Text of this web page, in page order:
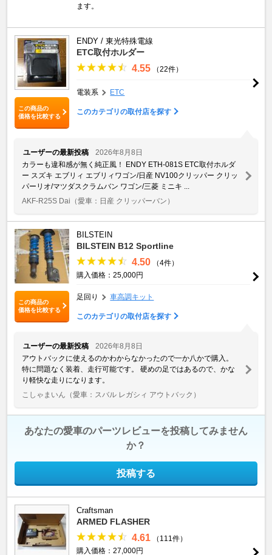
ます。
この商品の
価格を比較する
ENDY / 東光特殊電線
ETC取付ホルダー
4.55 （22件）
電装系 ETC
このカテゴリの取付店を探す
ユーザーの最新投稿
2026年8月8日
カラーも違和感が無く純正風！ ENDY ETH-081S ETC取付ホルダ
ー スズキ エブリィ エブリィワゴン/日産 NV100クリッパー クリッ
パーリオ/マツダスクラムバン ワゴン/三菱 ミニキ ...
AKF-R25S Dai （愛車：日産 クリッパーバン）
この商品の
価格を比較する
BILSTEIN
BILSTEIN B12 Sportline
4.50
（4件）
購入価格：25,000円
足回り 車高調キット
このカテゴリの取付店を探す
ユーザーの最新投稿
2026年8月8日
アウトバックに使えるのかわからなかったので一か八かで購入。
特に問題なく装着、走行可能です。 硬めの足ではあるので、かな
り軽快な走りになります。
こしゃまいん （愛車：スバル レガシィ アウトバック）
あなたの愛車のパーツレビューを投稿してみません
か？
投稿する
Craftsman
ARMED FLASHER
4.61
（111件）
購入価格：27,000円